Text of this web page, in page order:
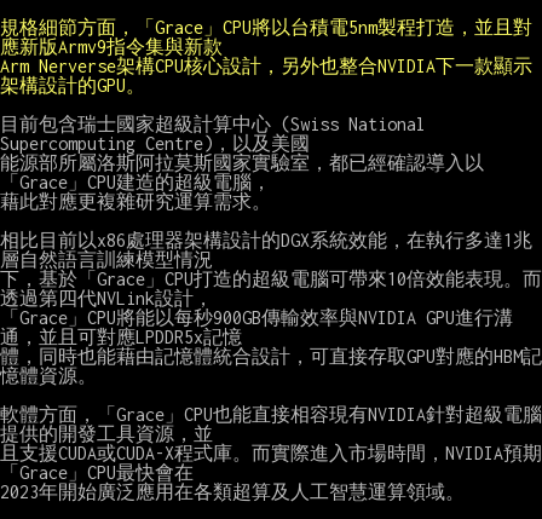
規格細節方面，「Grace」CPU將以台積電5nm製程打造，並且對
應新版Armv9指令集與新款
Arm Nerverse架構CPU核心設計，另外也整合NVIDIA下一款顯示
架構設計的GPU。
目前包含瑞士國家超級計算中心 (Swiss National
Supercomputing Centre)，以及美國
能源部所屬洛斯阿拉莫斯國家實驗室，都已經確認導入以
「Grace」CPU建造的超級電腦，
藉此對應更複雜研究運算需求。
相比目前以x86處理器架構設計的DGX系統效能，在執行多達1兆
層自然語言訓練模型情況
下，基於「Grace」CPU打造的超級電腦可帶來10倍效能表現。而
透過第四代NVLink設計，
「Grace」CPU將能以每秒900GB傳輸效率與NVIDIA GPU進行溝
通，並且可對應LPDDR5x記憶
體，同時也能藉由記憶體統合設計，可直接存取GPU對應的HBM記
憶體資源。
軟體方面，「Grace」CPU也能直接相容現有NVIDIA針對超級電腦
提供的開發工具資源，並
且支援CUDA或CUDA-X程式庫。而實際進入市場時間，NVIDIA預期
「Grace」CPU最快會在
2023年開始廣泛應用在各類超算及人工智慧運算領域。